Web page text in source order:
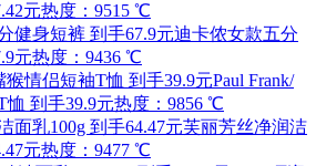
元热度：9515 ℃
迪卡侬女款五分
元热度：9436 ℃
Paul Frank/
到手39.9元热度：9856 ℃
芙丽芳丝净润洁
元热度：9477 ℃